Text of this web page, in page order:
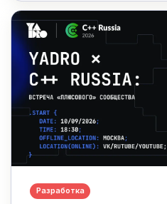
Разработка